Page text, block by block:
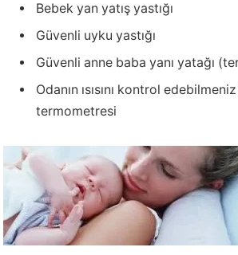
Bebek yan yatış yastığı
Güvenli uyku yastığı
Güvenli anne baba yanı yatağı
Odanın ısısını kontrol
termometresi